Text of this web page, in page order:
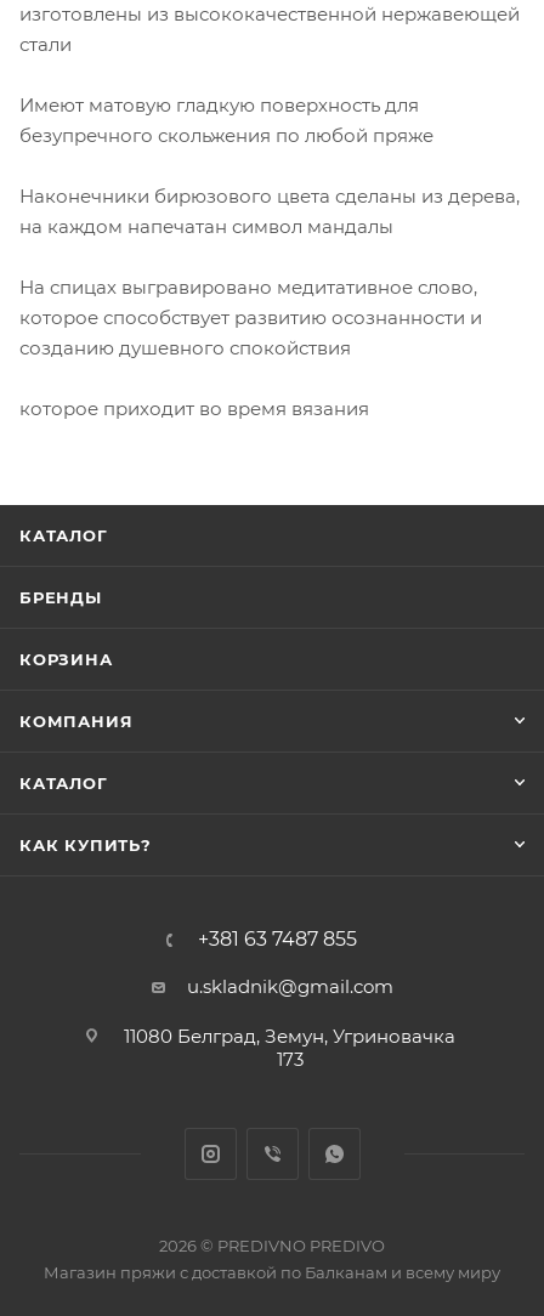
изготовлены из высококачественной нержавеющей
стали
Имеют матовую гладкую поверхность для
безупречного скольжения по любой пряже
Наконечники бирюзового цвета сделаны из дерева,
на каждом напечатан символ мандалы
На спицах выгравировано медитативное слово,
которое способствует развитию осознанности и
созданию душевного спокойствия
которое приходит во время вязания
КАТАЛОГ
БРЕНДЫ
КОРЗИНА
КОМПАНИЯ
КАТАЛОГ
КАК КУПИТЬ?
+381 63 7487 855
u.skladnik@gmail.com
11080 Белград, Земун, Угриновачка
173
2026 © PREDIVNO PREDIVO
Магазин пряжи с доставкой по Балканам и всему миру